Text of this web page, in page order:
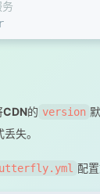
CDN的 version
失。
配